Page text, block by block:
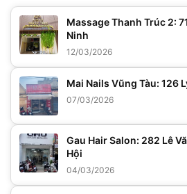
Massage Thanh Trúc 2:
Ninh
12/03/2026
Mai Nails Vũng Tàu: 126
07/03/2026
Gau Hair Salon: 282 Lê
Hội
04/03/2026